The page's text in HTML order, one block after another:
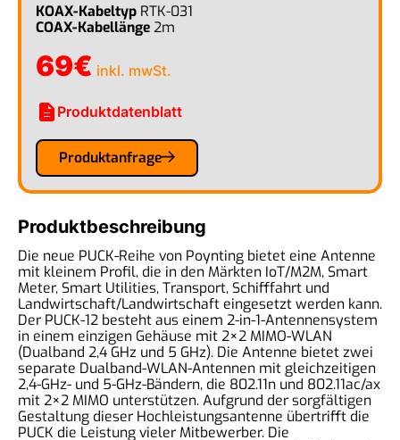
KOAX-Kabeltyp RTK-031
COAX-Kabellänge2m
69€ inkl. mwSt.
description Produktdatenblatt
Produktanfrage
Produktbeschreibung
Die neue PUCK-Reihe von Poynting bietet eine Antenne
mit kleinem Profil, die in den Märkten IoT/M2M, Smart
Meter, Smart Utilities, Transport, Schifffahrt und
Landwirtschaft/Landwirtschaft eingesetzt werden kann.
Der PUCK-12 besteht aus einem 2-in-1-Antennensystem
in einem einzigen Gehäuse mit 2×2 MIMO-WLAN
(Dualband 2,4 GHz und 5 GHz). Die Antenne bietet zwei
separate Dualband-WLAN-Antennen mit gleichzeitigen
2,4-GHz- und 5-GHz-Bändern, die 802.11n und 802.11ac/ax
mit 2×2 MIMO unterstützen. Aufgrund der sorgfältigen
Gestaltung dieser Hochleistungsantenne übertrifft die
PUCK die Leistung vieler Mitbewerber. Die